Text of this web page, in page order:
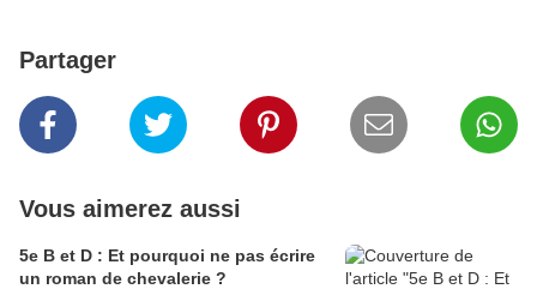
Partager
Vous aimerez aussi
5e B et D : Et pourquoi ne pas écrire
un roman de chevalerie ?